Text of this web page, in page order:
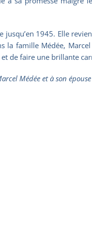
1945. Elle
la famille Médée,
de faire une brillante
Médée et à son